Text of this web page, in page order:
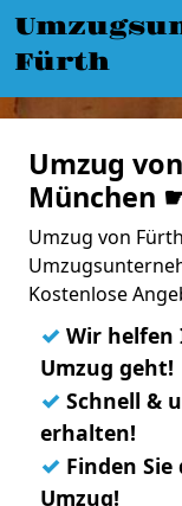
Fürth
Umzug
München
Umzug von
Kostenlose
✓ Wir helfen
Umzug geht!
✓ Schnell &
erhalten!
✓ Finden
Umzug!